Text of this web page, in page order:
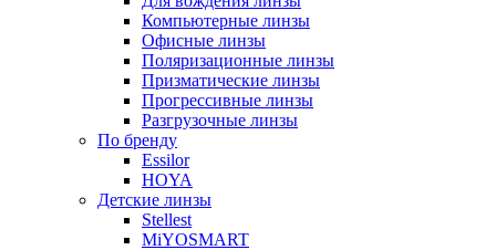
Компьютерные линзы
Офисные линзы
Поляризационные линзы
Призматические линзы
Прогрессивные линзы
Разгрузочные линзы
По бренду
Essilor
HOYA
Детские линзы
Stellest
MiYOSMART